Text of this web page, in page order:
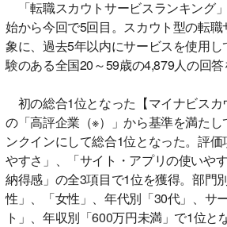
「転職スカウトサービスランキング
始から今回で5回目。スカウト型の転
象に、過去5年以内にサービスを使用
験のある全国20～59歳の4,879人の回答
初の総合1位となった【マイナビス
の「高評企業（※）」から基準を満た
ンクインにして総合1位となった。評
やすさ」、「サイト・アプリの使いや
納得感」の全3項目で1位を獲得。部門
性」、「女性」、年代別「30代」、サ
ト」、年収別「600万円未満」で1位と